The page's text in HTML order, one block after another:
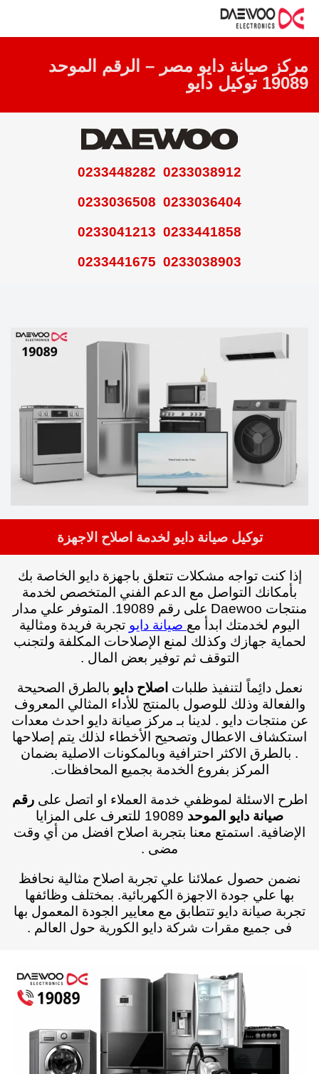
مركز صيانة دايو مصر – الرقم الموحد
19089 توكيل دايو
0233038912 0233448282
0233036404 0233036508
0233441858 0233041213
0233038903 0233441675
توكيل صيانة دايو لخدمة اصلاح الاجهزة
إذا كنت تواجه مشكلات تتعلق باجهزة دايو الخاصة بك
بأمكانك التواصل مع الدعم الفني المتخصص لخدمة
منتجات Daewoo على رقم 19089. المتوفر علي مدار
اليوم لخدمتك ابدأ مع صيانة دايو تجربة فريدة ومثالية
لحماية جهازك وكذلك لمنع الإصلاحات المكلفة ولتجنب
التوقف ثم توفير بعض المال .
نعمل دائِماً لتنفيذ طلبات اصلاح دايو بالطرق الصحيحة
والفعالة وذلك للوصول بالمنتج للأداء المثالي المعروف
عن منتجات دايو . لدينا بـ مركز صيانة دايو احدث معدات
استكشاف الاعطال وتصحيح الأخطاء لذلك يتم إصلاحها
. بالطرق الاكثر احترافية وبالمكونات الاصلية بضمان
المركز بفروع الخدمة بجميع المحافظات.
اطرح الاسئلة لموظفي خدمة العملاء او اتصل على رقم
صيانة دايو الموحد 19089 للتعرف على المزايا
الإضافية. استمتع معنا بتجربة اصلاح افضل من أي وقت
مضى .
نضمن حصول عملائنا علي تجربة اصلاح مثالية نحافظ
بها علي جودة الاجهزة الكهربائية. بمختلف وظائفها
تجربة صيانة دايو تتطابق مع معايير الجودة المعمول بها
فى جميع مقرات شركة دايو الكورية حول العالم .